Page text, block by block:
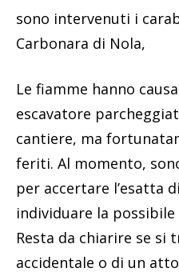
sono intervenuti i
Carbonara di Nola,
Le fiamme hanno
escavatore
cantiere, ma
feriti. Al momento,
per accertare l’esatta
individuare la possibile
Resta da chiarire se
accidentale o di un